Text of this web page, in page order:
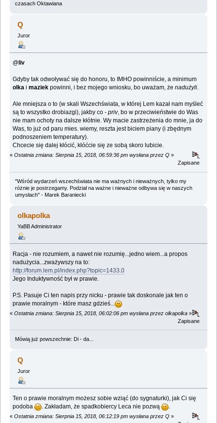
czasach Oktawiana
Q
Juror
@ liv
Gdyby tak odwoływać się do honoru, to IMHO powinniście, a minimum
olka imaziek powinni, i bez mojego wniosku, bo uważam, żenadużyli.
Ale mniejsza o to (w skali Wszechświata, w której Lem kazał nam myśleć
są to wszystko drobiazgi), jakby co -priv, bo w przeciwieństwie do Was
nie mam ochoty na dalsze kłótnie. Wy macie zastrzeżenia do mnie, ja do
Was, to już od paru mies. wiemy, reszta jest biciem piany (i zbędnym
podnoszeniem temperatury).
Chcecie się dalej kłócić, kłóćcie się ze sobą skoro lubicie.
« Ostatnia zmiana: Sierpnia 15, 2018, 06:59:36 pm wysłana przez Q »
Zapisane
"Wśród wydarzeń wszechświata nie ma ważnych i nieważnych, tylko my
różnie je postrzegamy. Podział na ważne i nieważne odbywa się w naszych
umysłach" - Marek Baraniecki
olkapolka
YaBB Administrator
Racja - nie rozumiem, a nawet nie rozumię...jedno wiem...a propos
nadużycia...zważywszy na to:
http://forum.lem.pl/index.php?topic=1433.0
Jego Induktywność był w prawie.
P.S. Pasuje Ci ten napis przy nicku - prawie tak doskonale jak ten o
prawie moralnym - które masz gdzieś...
« Ostatnia zmiana: Sierpnia 15, 2018, 06:02:06 pm wysłana przez olkapolka »
Zapisane
Mówią już powszechnie: Di - da...
Q
Juror
Ten o prawie moralnym możesz sobie wziąć (do sygnaturki), jak Ci się
podoba
. Zakładam, że spadkobiercy Leca nie pozwą .
« Ostatnia zmiana: Sierpnia 15, 2018, 06:12:19 pm wysłana przez Q »